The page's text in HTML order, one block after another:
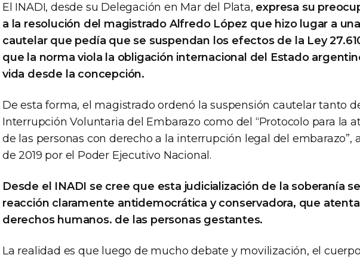
El INADI, desde su Delegación en Mar del Plata, expresa su
a la resolución del magistrado Alfredo López que hizo lugar a
cautelar que pedía que se suspendan los efectos de la Ley
que la norma viola la obligación internacional del Estado
vida desde la concepción.
De esta forma, el magistrado ordenó la suspensión cautelar tanto
Interrupción Voluntaria del Embarazo como del “Protocolo para la
de las personas con derecho a la interrupción legal del embarazo”,
de 2019 por el Poder Ejecutivo Nacional.
Desde el INADI se cree que esta judicialización de la soberanía
reacción claramente antidemocrática y conservadora, que
derechos humanos. de las personas gestantes.
La realidad es que luego de mucho debate y movilización, el